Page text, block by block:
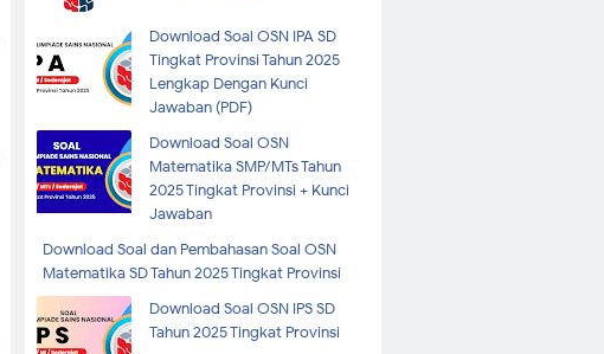
Download Soal OSN IPA SD
Tingkat Provinsi Tahun 2025
Lengkap Dengan Kunci
Jawaban (PDF)
Download Soal OSN
Matematika SMP/MTs Tahun
2025 Tingkat Provinsi + Kunci
Jawaban
Download Soal dan Pembahasan Soal OSN
Matematika SD Tahun 2025 Tingkat Provinsi
Download Soal OSN IPS SD
Tahun 2025 Tingkat Provinsi